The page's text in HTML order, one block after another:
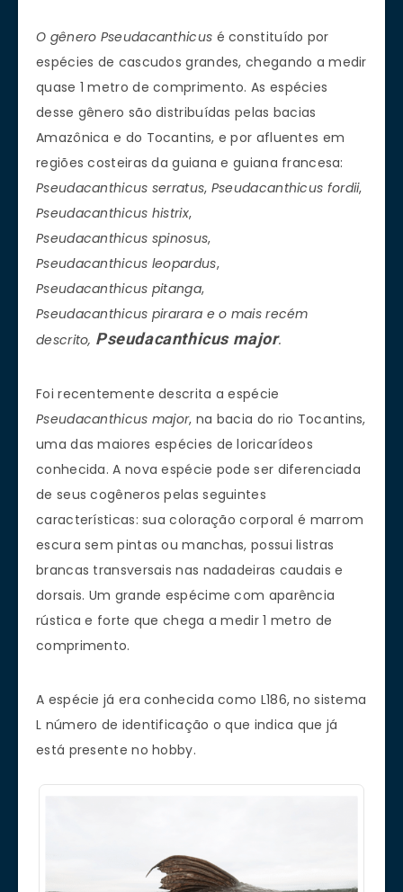
O gênero Pseudacanthicus é constituído por
espécies de cascudos grandes, chegando a medir
quase 1 metro de comprimento. As espécies
desse gênero são distribuídas pelas bacias
Amazônica e do Tocantins, e por afluentes em
regiões costeiras da guiana e guiana francesa:
Pseudacanthicus serratus, Pseudacanthicus fordii,
Pseudacanthicus histrix,
Pseudacanthicus spinosus,
Pseudacanthicus leopardus,
Pseudacanthicus pitanga,
Pseudacanthicus pirarara e o mais recém
descrito, Pseudacanthicus major.
Foi recentemente descrita a espécie
Pseudacanthicus major, na bacia do rio Tocantins,
uma das maiores espécies de loricarídeos
conhecida. A nova espécie pode ser diferenciada
de seus cogêneros pelas seguintes
características: sua coloração corporal é marrom
escura sem pintas ou manchas, possui listras
brancas transversais nas nadadeiras caudais e
dorsais. Um grande espécime com aparência
rústica e forte que chega a medir 1 metro de
comprimento.
A espécie já era conhecida como L186, no sistema
L número de identificação o que indica que já
está presente no hobby.